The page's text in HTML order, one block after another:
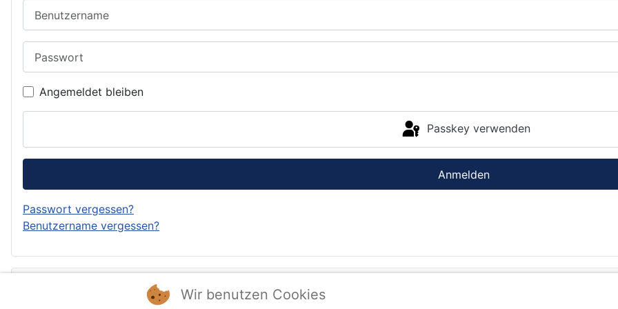
Angemeldet bleiben
Passkey verwenden
Anmelden
Passwort vergessen?
Benutzername vergessen?
Wir benutzen Cookies